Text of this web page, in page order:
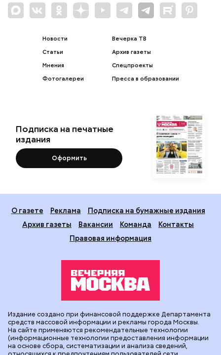
Новости
Статьи
Мнения
Фотогалереи
Вечерка ТВ
Архив газеты
Спецпроекты
Пресса в образовании
Подписка на печатные
издания
Оформить
О газете Реклама
Подписка на бумажные издания
Архив газеты
Вакансии Команда
Контакты
Правовая информация
Издание создано при финансовой поддержке Департамента
средств массовой информации и рекламы города Москвы.
На сайте применяются рекомендательные технологии
(информационные технологии предоставления информации
на основе сбора, систематизации и анализа сведений,